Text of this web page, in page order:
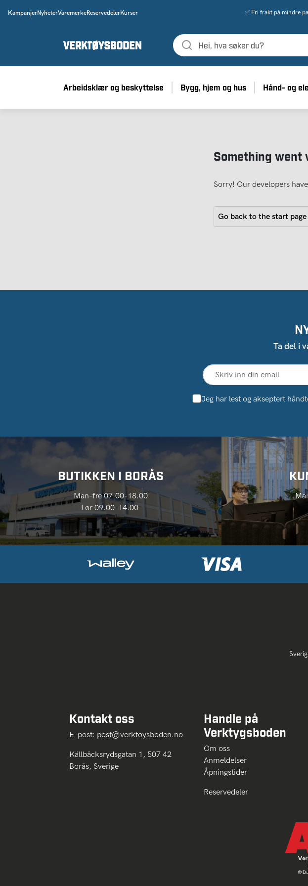
KampanjerNyheterVaremerkeReservedelerKurser ✅ Fri frakt på mindre
Arbeidsklær og beskyttelse Bygg, hjem og hus Hånd- og
Something went
Sorry! Our developers
Go back to the start page
Ta del i
Jeg har lest og akseptert
BUTIKKEN I BORÅS
Man-fre 07.00-18.00
Lør 09.00-14.00
Kontakt oss
E-post: post@verktoysboden.no
Källbäcksrydsgatan 1, 507 42
Borås, Sverige
Handle på
Verktygsboden
Om oss
Anmeldelser
Åpningstider
Reservedeler